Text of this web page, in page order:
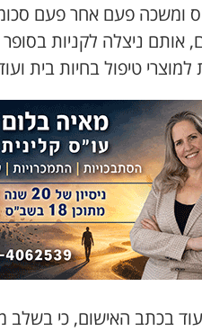
ומשכה פעם אחר פעם
אותם ניצלה לקניות
טיפול בחיות בית
בכתב האישום, כי בשלב